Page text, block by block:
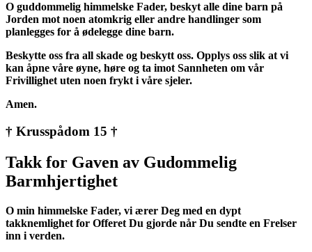
O guddommelig himmelske Fader, beskyt alle dine barn på
Jorden mot noen atomkrig eller andre handlinger som
planlegges for å ødelegge dine barn.
Beskytte oss fra all skade og beskytt oss. Opplys oss slik at vi
kan åpne våre øyne, høre og ta imot Sannheten om vår
Frivillighet uten noen frykt i våre sjeler.
Amen.
† Krusspådom 15 †
Takk for Gaven av Gudommelig
Barmhjertighet
O min himmelske Fader, vi ærer Deg med en dypt
takknemlighet for Offeret Du gjorde når Du sendte en Frelser
inn i verden.